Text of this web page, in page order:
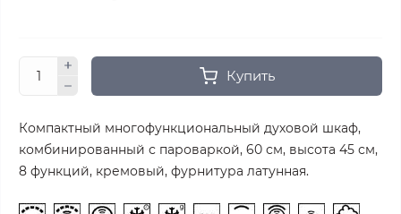
Купить
Компактный многофункциональный духовой шкаф,
комбинированный с пароваркой, 60 см, высота 45 см,
8 функций, кремовый, фурнитура латунная.